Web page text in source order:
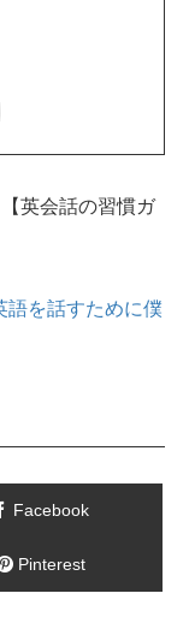
英会話の習慣ガ
語を話すために僕
Facebook
Pinterest